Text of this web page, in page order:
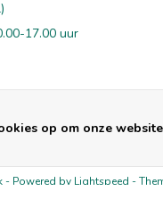
17.00 uur
- Powered by Lightspeed -
op om onze